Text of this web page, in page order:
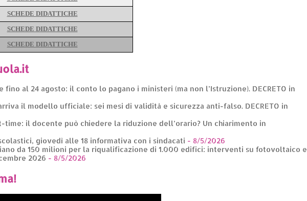
SCHEDE DIDATTICHE
SCHEDE DIDATTICHE
SCHEDE DIDATTICHE
al 24 agosto: il conto lo pagano i ministeri (ma non l’Istruzione). DECRETO in
il modello ufficiale: sei mesi di validità e sicurezza anti-falso. DECRETO in
time: il docente può chiedere la riduzione dell’orario? Un chiarimento in
giovedì alle 18 informativa con i sindacati - 8/5/2026
da 150 milioni per la riqualificazione di 1.000 edifici: interventi su fotovoltaico e
2026 - 8/5/2026